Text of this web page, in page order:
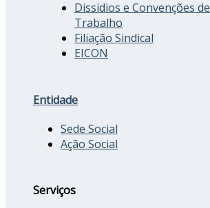
Dissidios e Convenções de
Trabalho
Filiação Sindical
EICON
Entidade
Sede Social
Ação Social
Serviços